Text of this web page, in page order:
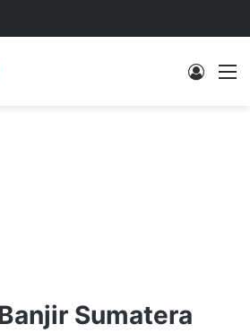
Log In
Sumatera